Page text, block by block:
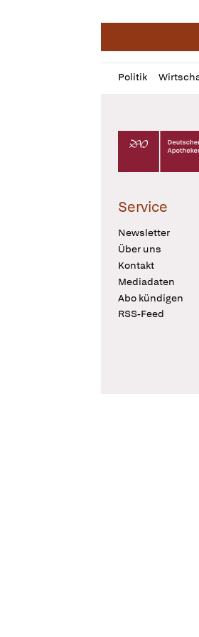
Politik
Profil
öffnen
Daz
Pur
Deutscher
Service
Newsletter
Über uns
Kontakt
Mediadaten
Abo kündigen
RSS-Feed